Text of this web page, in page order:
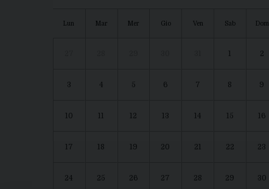
Lun Mar Mer Gio Ven Sab Dom
1 2
3 4 5 6 7 8 9
10 11 12 13 14 15 16
17 18 19 20 21 22 23
24 25 26 27 28 29 30